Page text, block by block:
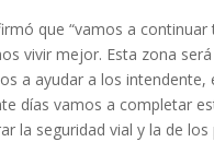
que “vamos a
vivir mejor. Esta zona
a ayudar a los
días vamos a completar
la seguridad vial y la de